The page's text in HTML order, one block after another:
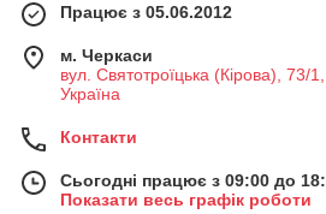
Працює з 05.06.2012
м. Черкаси
вул. Святотроїцька (Кірова), 73/
Україна
Контакти
Сьогодні працює з 09:00 до
Показати весь графік роботи